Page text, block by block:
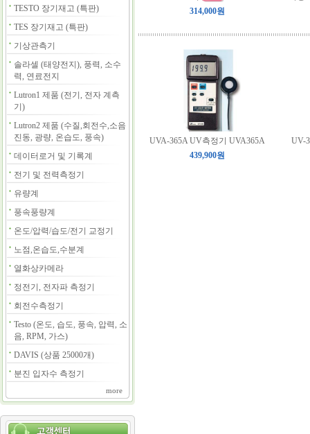
TESTO 장기재고 (특판)
TES 장기재고 (특판)
기상관측기
솔라셀 (태양전지), 풍력, 소수
력, 연료전지
Lutron1 제품 (전기, 전자 계측
기)
Lutron2 제품 (수질,회전수,소음
진동, 광량, 온습도, 풍속)
데이터로거 및 기록계
전기 및 전력측정기
유량계
풍속풍량계
온도/압력/습도/전기 교정기
노점,온습도,수분계
열화상카메라
정전기, 전자파 측정기
회전수측정기
Testo (온도, 습도, 풍속, 압력, 소
음, RPM, 가스)
DAVIS (상품 25000개)
분진 입자수 측정기
more
314,000원
UVA-365A UV측정기 UVA365A
439,900원
UV-